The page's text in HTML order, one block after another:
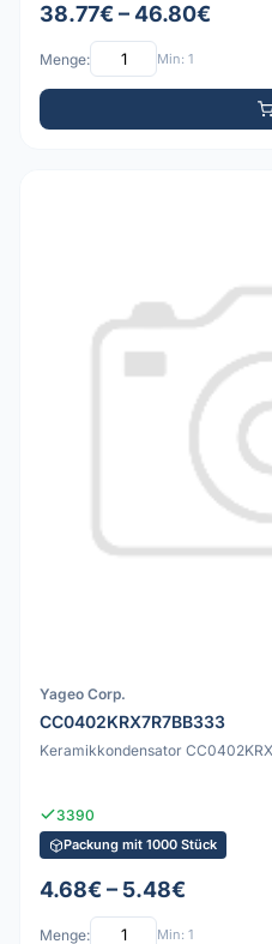
38.77€ – 46.80€
Menge: Min: 1
Yageo Corp.
CC0402KRX7R7BB333
Keramikkondensator
3390
Packung mit 1000 Stück
4.68€ – 5.48€
Menge: Min: 1